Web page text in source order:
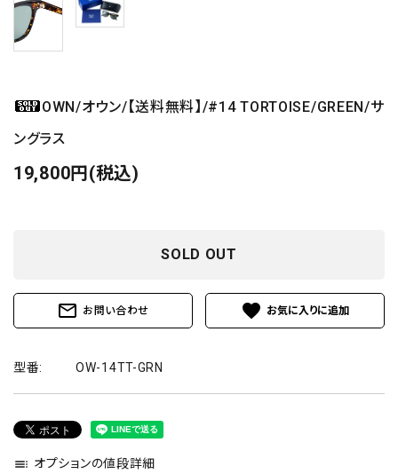
OWN/オウン/【送料無料】/#14 TORTOISE/GREEN/サ
ングラス
19,800円(税込)
SOLD OUT
mail_outline お問い合わせ favorite
型番: OW-14TT-GRN
toc オプションの値段詳細